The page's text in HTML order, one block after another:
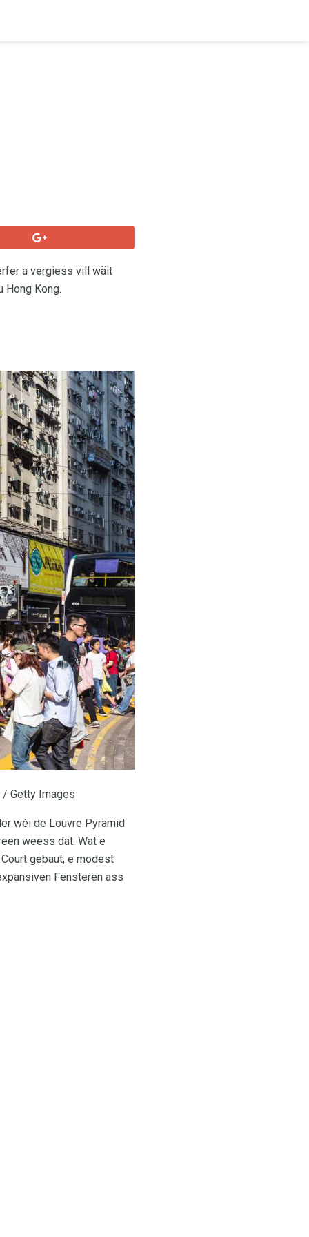
a vergiess vill wäit
Hong Kong.
/ Getty Images
wéi de Louvre Pyramid
weess dat. Wat e
gebaut, e modest
Fensteren ass